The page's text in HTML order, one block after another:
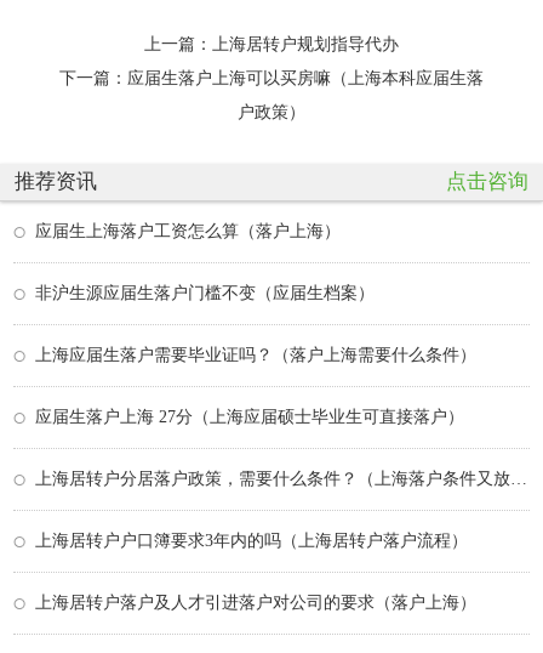
上一篇：
上海居转户规划指导代办
下一篇： 应届生落户上海可以买房嘛（上海本科应届生落
户政策）
推荐资讯 点击咨询
应届生上海落户工资怎么算（落户上海）
非沪生源应届生落户门槛不变（应届生档案）
上海应届生落户需要毕业证吗？（落户上海需要什么条件）
应届生落户上海 27分（上海应届硕士毕业生可直接落户）
上海居转户户口簿要求3年内的吗（上海居转户落户流程）
上海居转户落户及人才引进落户对公司的要求（落户上海）